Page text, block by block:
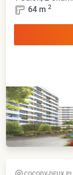
64 m 2